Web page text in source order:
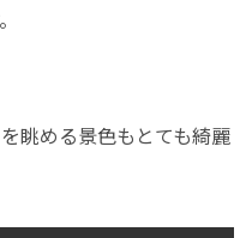
眺める景色もとても綺麗